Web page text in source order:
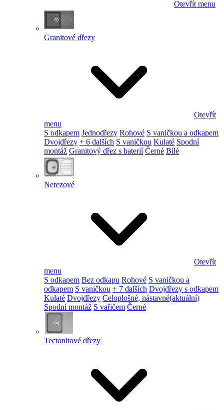
Otevřít menu
Granitové dřezy
Otevřít
menu
S odkapem Jednodřezy Rohové S vaničkou a odkapem
Dvojdřezy + 6 dalších S vaničkou Kulaté Spodní
montáž Granitový dřez s baterií Černé Bílé
Nerezové
Otevřít
menu
S odkapem Bez odkapu Rohové S vaničkou a
odkapem S vaničkou + 7 dalších Dvojdřezy s odkapem
Kulaté Dvojdřezy Celoplošné, nástavné(aktuální)
Spodní montáž S vařičem Černé
Tectonitové dřezy